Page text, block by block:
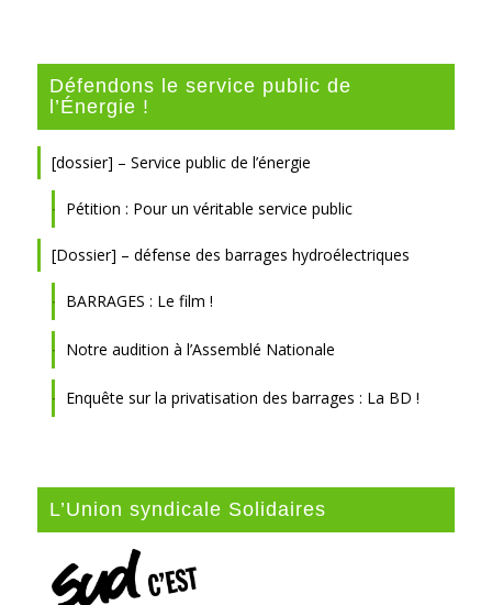
Défendons le service public de
l’Énergie !
[dossier] – Service public de l’énergie
Pétition : Pour un véritable service public
[Dossier] – défense des barrages hydroélectriques
BARRAGES : Le film !
Notre audition à l’Assemblé Nationale
Enquête sur la privatisation des barrages : La BD !
L’Union syndicale Solidaires